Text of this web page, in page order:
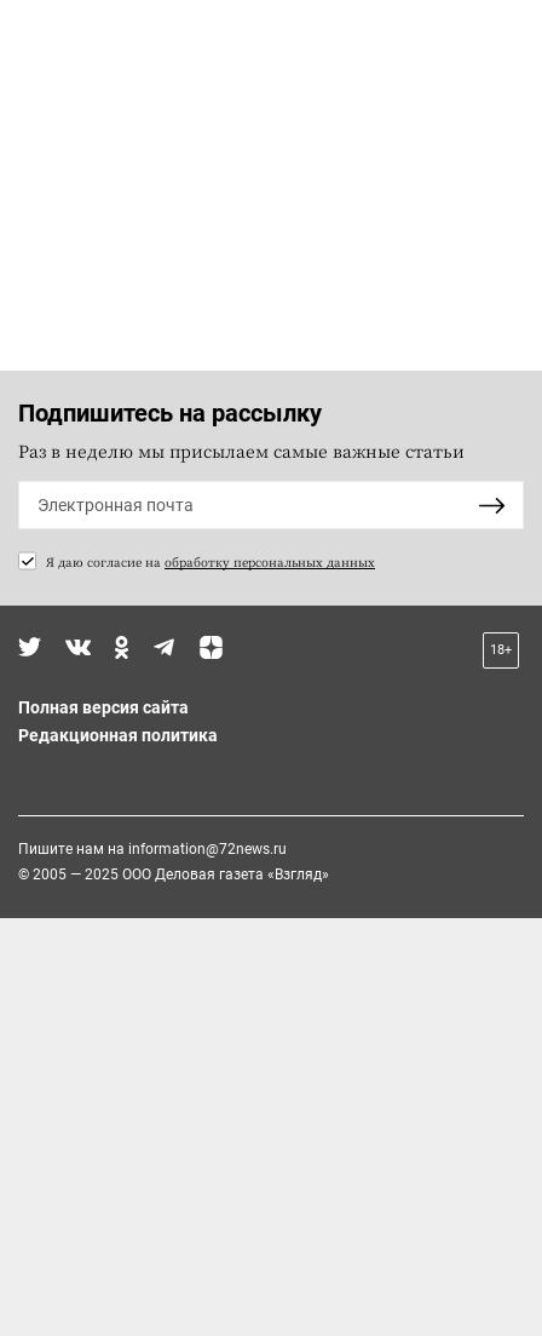
Подпишитесь на рассылку
Раз в неделю мы присылаем самые важные статьи
Я даю согласие на обработку персональных данных
18+
Полная версия сайта
Редакционная политика
Пишите нам на information@72news.ru
© 2005 — 2025 ООО Деловая газета «Взгляд»